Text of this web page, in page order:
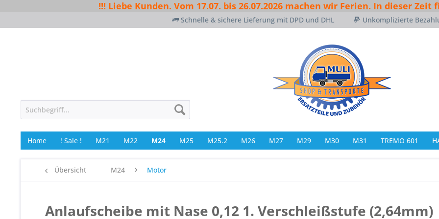
!!! Liebe Kunden. Vom 17.07. bis 26.07.2026 machen wir Ferien. In dieser
Schnelle & sichere Lieferung mit DPD und DHL Unkomplizierte
Home ! Sale ! M21 M22 M24 M25 M25.2 M26 M27 M29 M30 M31 TREMO 601
Übersicht M24 Motor
Anlaufscheibe mit Nase 0,12 1. Verschleißstufe (2,64mm)